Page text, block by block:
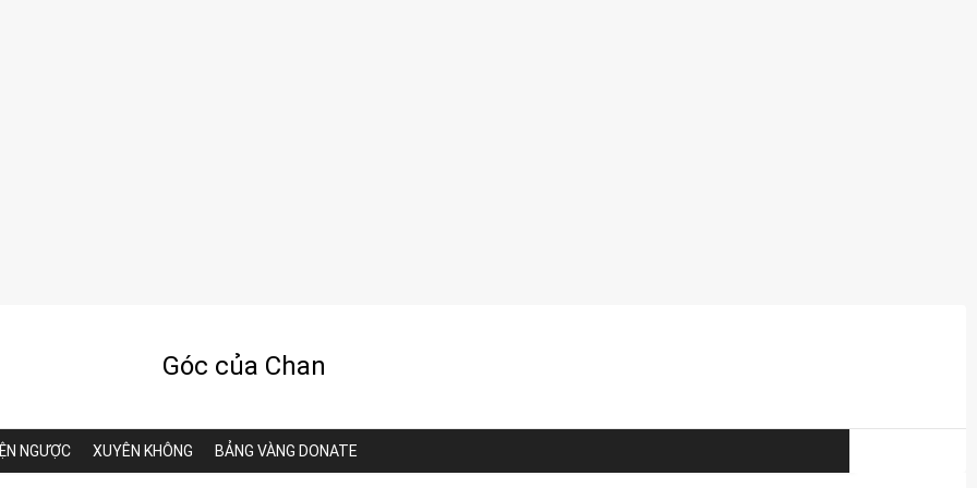
Góc của Chan
NGƯỢC XUYÊN KHÔNG BẢNG VÀNG DONATE